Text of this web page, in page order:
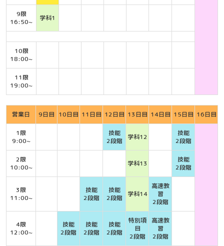
9限
16:50~
学科1
10限
18:00~
11限
19:00~
営業日 9日目 10日目 11日目 12日目 13日目 14日目 15日目 16日目
1限
9:00~
技能
2段階
学科12
技能
2段階
2限
10:00~
学科13
技能
2段階
3限
11:00~
技能
2段階
技能
2段階
学科14
高速教
習
2段階
4限
12:00~
技能
2段階
技能
2段階
技能
2段階
特別項
目
2段階
高速教
習
2段階